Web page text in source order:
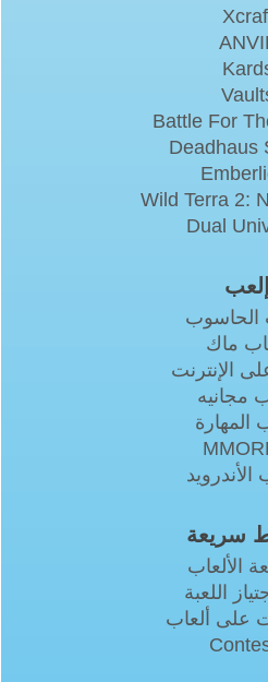
Battle For
Deadhaus
Wild Terra 2:
Dual
إلعب
الحاسوب
ماك
الإنترنت
مجانيه
المهارة
سريعة
الألعاب
اللعبة
على ألعاب